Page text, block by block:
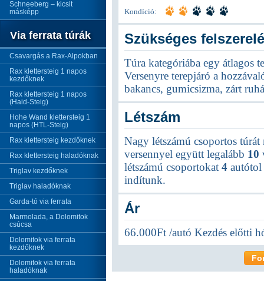
Schneeberg – kicsit
másképp
Via ferrata túrák
Csavargás a Rax-Alpokban
Rax klettersteig 1 napos
kezdőknek
Rax klettersteig 1 napos
(Haid-Steig)
Hohe Wand klettersteig 1
napos (HTL-Steig)
Rax klettersteig kezdőknek
Rax klettersteig haladóknak
Triglav kezdőknek
Triglav haladóknak
Garda-tó via ferrata
Marmolada, a Dolomitok
csúcsa
Dolomitok via ferrata
kezdőknek
Dolomitok via ferrata
haladóknak
Kondíció:
Szükséges
Túra kategóriába egy átlagos
Versenyre terepjáró a
bakancs, gumicsizma, zárt
Létszám
Nagy létszámú csoportos
versennyel együtt legalább 10
létszámú csoportokat 4 autótol
indítunk.
Ár
66.000Ft /autó Kezdés előtti